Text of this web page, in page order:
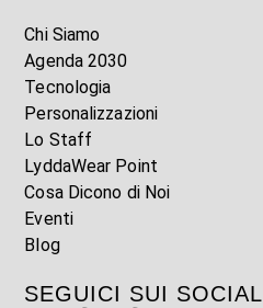
Chi Siamo
Agenda 2030
Tecnologia
Personalizzazioni
Lo Staff
LyddaWear Point
Cosa Dicono di Noi
Eventi
Blog
SEGUICI SUI SOCIAL